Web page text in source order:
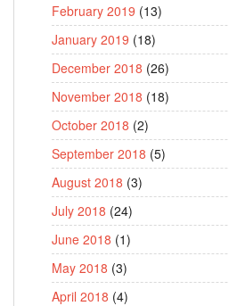
February 2019 (13)
January 2019 (18)
December 2018 (26)
November 2018 (18)
October 2018 (2)
September 2018 (5)
August 2018 (3)
July 2018 (24)
June 2018 (1)
May 2018 (3)
April 2018 (4)